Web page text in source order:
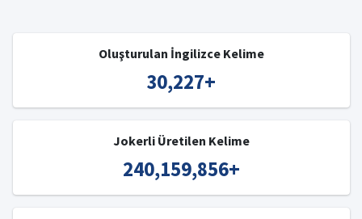
Oluşturulan İngilizce Kelime
30,227+
Jokerli Üretilen Kelime
240,159,856+